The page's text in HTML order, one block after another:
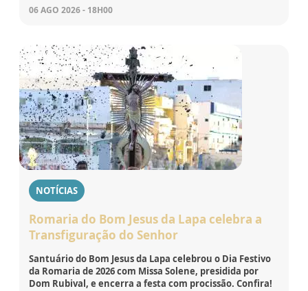
06 AGO 2026 - 18H00
NOTÍCIAS
Romaria do Bom Jesus da Lapa celebra a
Transfiguração do Senhor
Santuário do Bom Jesus da Lapa celebrou o Dia Festivo
da Romaria de 2026 com Missa Solene, presidida por
Dom Rubival, e encerra a festa com procissão. Confira!